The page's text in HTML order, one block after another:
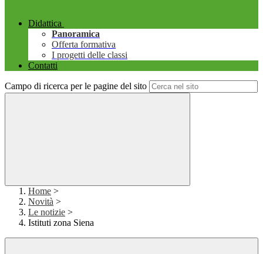
Didattica
Panoramica
Offerta formativa
I progetti delle classi
Contatti
Campo di ricerca per le pagine del sito
Home >
Novità >
Le notizie >
Istituti zona Siena